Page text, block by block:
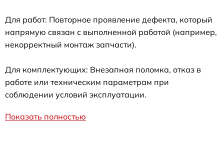
Для работ: Повторное проявление дефекта, который
напрямую связан с выполненной работой (например,
некорректный монтаж запчасти).
Для комплектующих: Внезапная поломка, отказ в
работе или техническим параметрам при
соблюдении условий эксплуатации.
Показать полностью